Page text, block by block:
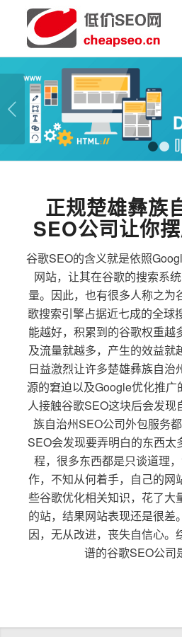
正规楚雄彝族
SEO公司让你
谷歌SEO的含义就是依照
网站，让其在谷歌的搜索系
量。因此，也有很多人称之为
歌搜索引擎占据近七成的全球
能越好，积累到的谷歌权重越
及流量就越多，产生的效益就
日益激烈让许多楚雄彝族自治
源的窘迫以及Google优化推广
人接触谷歌SEO这块后会发
族自治州SEO公司外包服务
SEO会发现要弄明白的东西太
程，很多东西都是只谈道理
作，不知从何着手，自己的网
些谷歌优化相关知识，花了大
的站，结果网站表现还是很差
因，无从改进，丧失自信心。
谱的谷歌SEO公司